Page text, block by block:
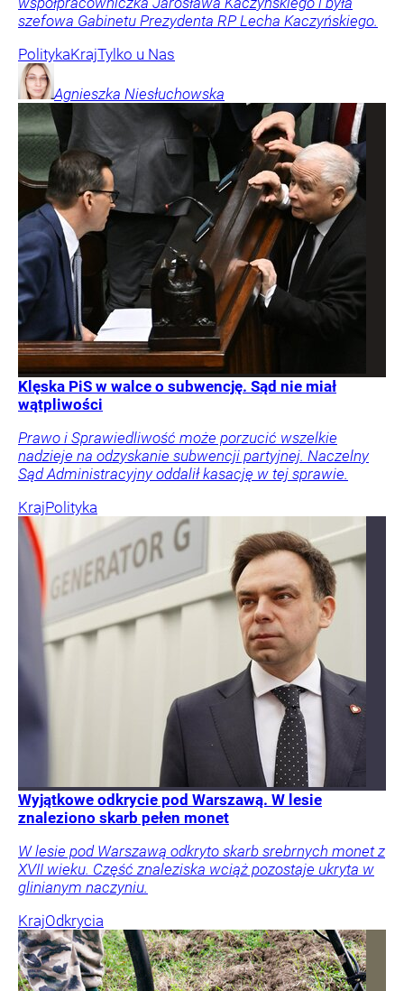
szefowa Gabinetu Prezydenta RP Lecha Kaczyńskiego.
PolitykaKrajTylko u Nas
Agnieszka Niesłuchowska
Klęska PiS w walce o subwencję. Sąd nie miał
wątpliwości
Prawo i Sprawiedliwość może porzucić wszelkie
nadzieje na odzyskanie subwencji partyjnej. Naczelny
Sąd Administracyjny oddalił kasację w tej sprawie.
KrajPolityka
Wyjątkowe odkrycie pod Warszawą. W lesie
znaleziono skarb pełen monet
W lesie pod Warszawą odkryto skarb srebrnych monet z
XVII wieku. Część znaleziska wciąż pozostaje ukryta w
glinianym naczyniu.
KrajOdkrycia